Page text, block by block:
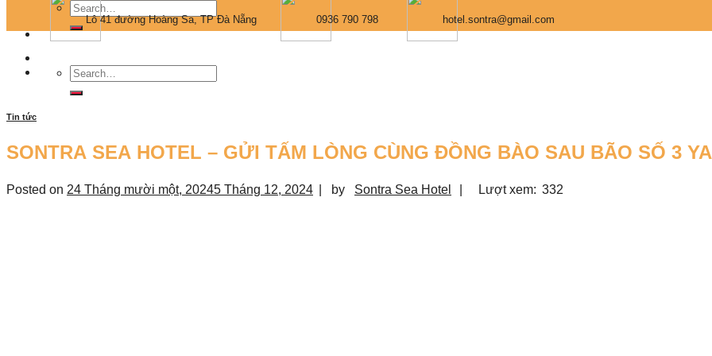
Lô 41 đường Hoàng Sa, TP Đà Nẵng 0936 790 798 hotel.sontra@gmail.com
Tin tức
SONTRA SEA HOTEL – GỬI TẤM LÒNG CÙNG ĐỒNG BÀO SAU BÃO SỐ 3
Posted on 24 Tháng mười một, 20245 Tháng 12, 2024 by Sontra Sea Hotel Lượt xem: 332